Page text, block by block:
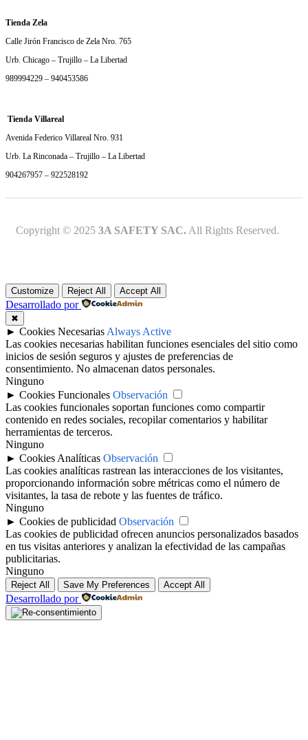
Tienda Zela
Calle Jirón Francisco de Zela Nro. 765
Urb. Chicago – Trujillo – La Libertad
989994229 – 940453586
Tienda Villareal
Avenida Federico Villareal Nro. 931
Urb. La Rinconada – Trujillo – La Libertad
904267957 – 922528192
Copyright © 2025 3A SAFETY SAC. All Rights Reserved.
Customize Reject All Accept All
Desarrollado por
✖
► Cookies Necesarias Always Active
Las cookies necesarias habilitan funciones esenciales del sitio como
inicios de sesión seguros y ajustes de preferencias de
consentimiento. No almacenan datos personales.
Ninguno
► Cookies Funcionales Observación
Las cookies funcionales soportan funciones como compartir
contenido en redes sociales, recopilar comentarios y habilitar
herramientas de terceros.
Ninguno
► Cookies Analíticas Observación
Las cookies analíticas rastrean las interacciones de los visitantes,
proporcionando información sobre métricas como el número de
visitantes, la tasa de rebote y las fuentes de tráfico.
Ninguno
► Cookies de publicidad Observación
Las cookies de publicidad ofrecen anuncios personalizados basados
en tus visitas anteriores y analizan la efectividad de las campañas
publicitarias.
Ninguno
Reject All Save My Preferences Accept All
Desarrollado por